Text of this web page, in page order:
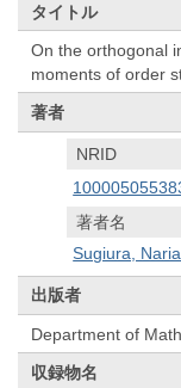
タイトル
On the orthogonal
moments of order
著者
NRID
著者名
Sugiura,
出版者
Department of
収録物名